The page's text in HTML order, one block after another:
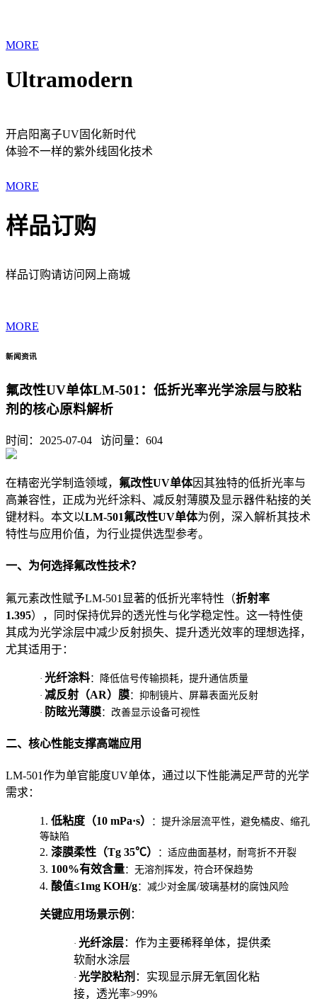
MORE
Ultramodern
开启阳离子UV固化新时代
体验不一样的紫外线固化技术
MORE
样品订购
样品订购请访问网上商城
MORE
新闻资讯
氟改性UV单体LM-501：低折光率光学涂层与胶粘
剂的核心原料解析
时间：2025-07-04 访问量： 604
在精密光学制造领域， 氟改性UV单体因其独特的低折光率与
高兼容性，正成为光纤涂料、减反射薄膜及显示器件粘接的关
键材料。本文以LM-501氟改性UV单体为例，深入解析其技术
特性与应用价值，为行业提供选型参考。
一、为何选择氟改性技术？
氟元素改性赋予LM-501显著的低折光率特性（折射率
1.395），同时保持优异的透光性与化学稳定性。这一特性使
其成为光学涂层中减少反射损失、提升透光效率的理想选择，
尤其适用于：
· 光纤涂料：降低信号传输损耗，提升通信质量
· 减反射（AR）膜：抑制镜片、屏幕表面光反射
· 防眩光薄膜：改善显示设备可视性
二、核心性能支撑高端应用
LM-501作为单官能度UV单体，通过以下性能满足严苛的光学
需求：
1. 低粘度（10 mPa·s）
：提升涂层流平性，避免橘皮、缩孔
等缺陷
2. 漆膜柔性（Tg 35℃） ：适应曲面基材，耐弯折不开裂
3. 100%有效含量：无溶剂挥发，符合环保趋势
4. 酸值≤1mg KOH/g：减少对金属/玻璃基材的腐蚀风险
关键应用场景示例 ：
· 光纤涂层：作为主要稀释单体，提供柔
软耐水涂层
· 光学胶粘剂 ：实现显示屏无氧固化粘
接，透光率>99%